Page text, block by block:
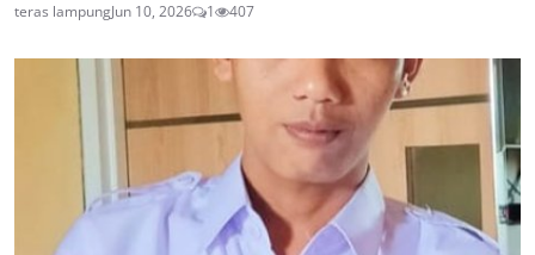
teras lampungJun 10, 2026 1 407